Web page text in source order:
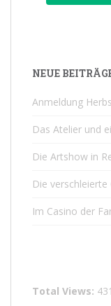
NEUE
Anmeldung
Das Atelier und
Die Artshow in
Die
Im Casino der
Total Views: